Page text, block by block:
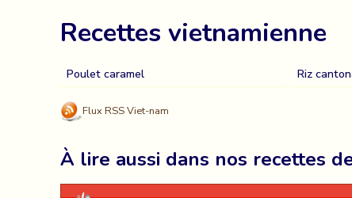
Recettes vietnamienne
Poulet caramel Riz
Flux RSS Viet-nam
À lire aussi dans nos recettes